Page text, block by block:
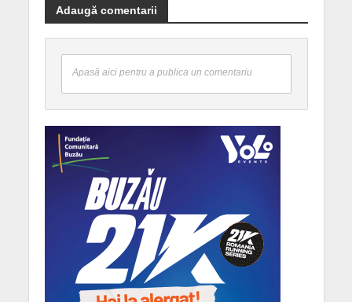
Adaugă comentarii
Apasă aici pentru a publica un comentariu